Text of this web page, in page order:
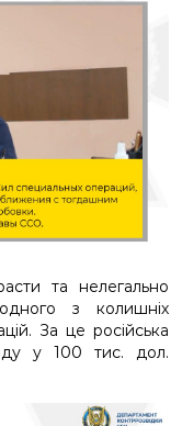
та нелегально
з колишніх
За це російська
у 100 тис. дол.